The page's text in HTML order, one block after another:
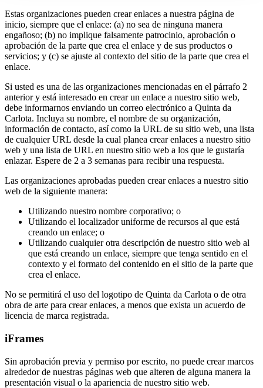
Estas organizaciones pueden crear enlaces a nuestra página de
inicio, siempre que el enlace: (a) no sea de ninguna manera
engañoso; (b) no implique falsamente patrocinio, aprobación o
aprobación de la parte que crea el enlace y de sus productos o
servicios; y (c) se ajuste al contexto del sitio de la parte que crea el
enlace.
Si usted es una de las organizaciones mencionadas en el párrafo 2
anterior y está interesado en crear un enlace a nuestro sitio web,
debe informarnos enviando un correo electrónico a Quinta da
Carlota. Incluya su nombre, el nombre de su organización,
información de contacto, así como la URL de su sitio web, una lista
de cualquier URL desde la cual planea crear enlaces a nuestro sitio
web y una lista de URL en nuestro sitio web a los que le gustaría
enlazar. Espere de 2 a 3 semanas para recibir una respuesta.
Las organizaciones aprobadas pueden crear enlaces a nuestro sitio
web de la siguiente manera:
Utilizando nuestro nombre corporativo; o
Utilizando el localizador uniforme de recursos al que está
creando un enlace; o
Utilizando cualquier otra descripción de nuestro sitio web al
que está creando un enlace, siempre que tenga sentido en el
contexto y el formato del contenido en el sitio de la parte que
crea el enlace.
No se permitirá el uso del logotipo de Quinta da Carlota o de otra
obra de arte para crear enlaces, a menos que exista un acuerdo de
licencia de marca registrada.
iFrames
Sin aprobación previa y permiso por escrito, no puede crear marcos
alrededor de nuestras páginas web que alteren de alguna manera la
presentación visual o la apariencia de nuestro sitio web.